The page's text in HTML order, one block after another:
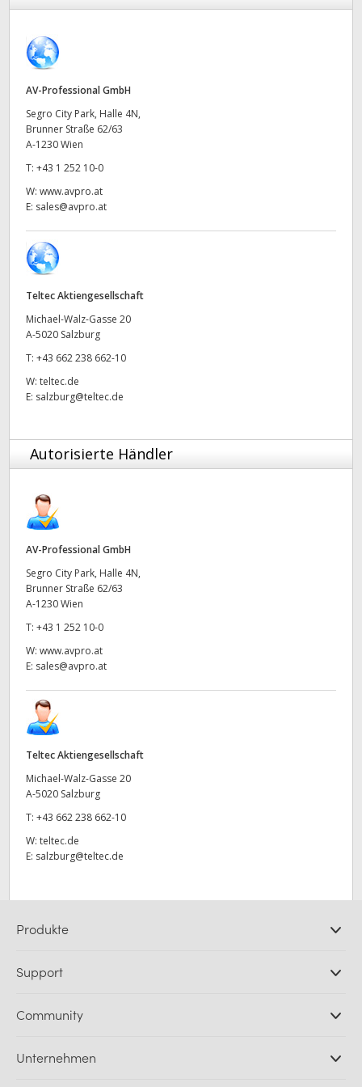
Germany
Hong Kong SAR, China
Italy
Mexico
Malaysia
Netherlands
New Zealand
Poland
South Africa
Spain
Chinese Taipei
Ukraine
United Kingdom
United States
AV-Professional GmbH
Segro City Park, Halle 4N,
Brunner Straße 62/63
A-1230 Wien
T: +43 1 252 10-0
W: www.avpro.at
E: sales@avpro.at
Teltec Aktiengesellschaft
Michael-Walz-Gasse 20
A-5020 Salzburg
T: +43 662 238 662-10
W: teltec.de
E: salzburg@teltec.de
Autorisierte Händler
AV-Professional GmbH
Segro City Park, Halle 4N,
Brunner Straße 62/63
A-1230 Wien
T: +43 1 252 10-0
W: www.avpro.at
E: sales@avpro.at
Teltec Aktiengesellschaft
Michael-Walz-Gasse 20
A-5020 Salzburg
T: +43 662 238 662-10
W: teltec.de
E: salzburg@teltec.de
Produkte
DaVinci Resolve und Fusion Software
Ultimatte
Aufzeichnung und Wiedergabe
Support
Support-Center
Community
Unternehmen